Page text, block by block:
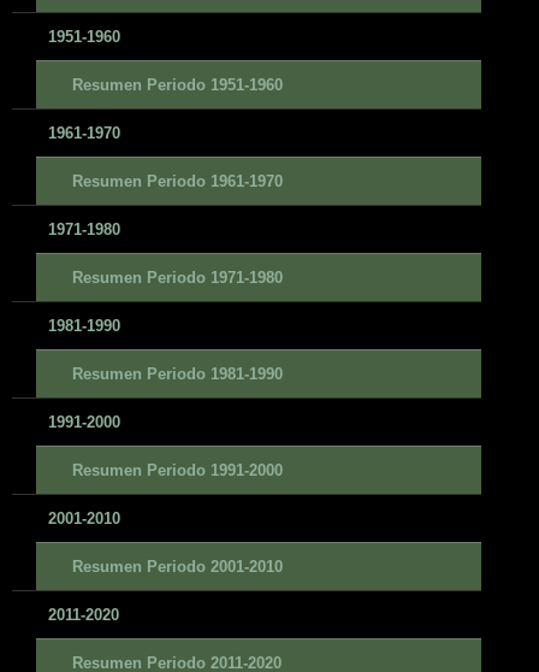
1951-1960
Resumen Periodo 1951-1960
1961-1970
Resumen Periodo 1961-1970
1971-1980
Resumen Periodo 1971-1980
1981-1990
Resumen Periodo 1981-1990
1991-2000
Resumen Periodo 1991-2000
2001-2010
Resumen Periodo 2001-2010
2011-2020
Resumen Periodo 2011-2020